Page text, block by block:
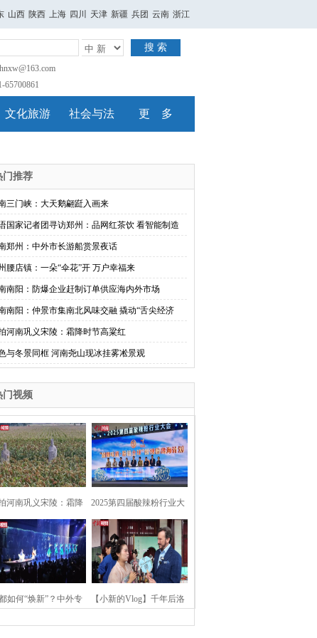
山西 陕西 上海 四川 天津 新疆 兵团 云南 浙江
搜 索
65700861
文化旅游 社会与法 更 多
门推荐
三门峡：大天鹅翩跹入画来
国家记者团寻访郑州：品网红茶饮 看智能制造
郑州：中外市长游船赏景夜话
腰店镇：一朵“伞花”开 万户幸福来
南阳：防爆企业赶制订单供应海内外市场
南阳：仲景市集南北风味交融 撬动“舌尖经济
河南巩义宋陵：霜降时节高粱红
与冬景同框 河南尧山现冰挂雾凇景观
门视频
河南巩义宋陵：霜降
时节高粱红
2025第四届酸辣粉行业大
会在河南开封举行
如何“焕新”？中外专 【小新的Vlog】千年后洛